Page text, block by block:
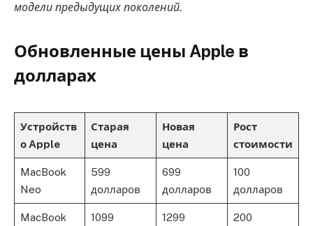
модели предыдущих поколений.
Обновленные цены Apple в
долларах
Устройств
о Apple
Старая
цена
Новая
цена
Рост
стоимости
MacBook
Neo
599
долларов
699
долларов
100
долларов
MacBook
1099
1299
200